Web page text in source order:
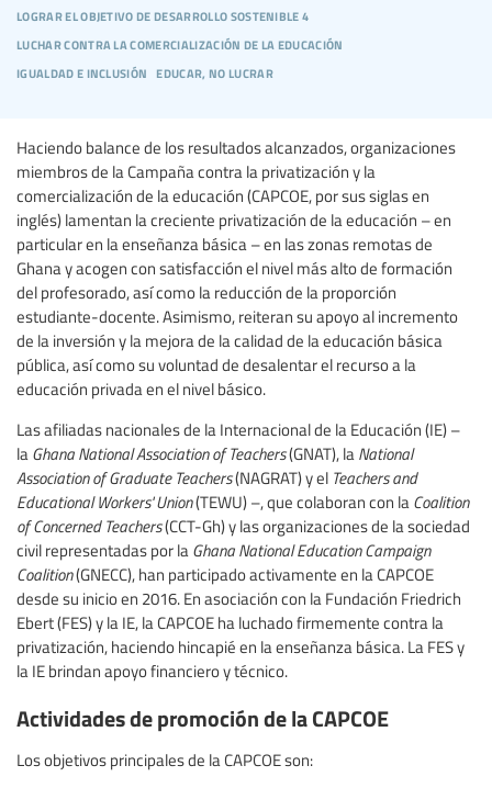
lograr el objetivo de desarrollo sostenible 4
luchar contra la comercialización de la educación
igualdad e inclusión educar, no lucrar
Haciendo balance de los resultados alcanzados, organizaciones
miembros de la Campaña contra la privatización y la
comercialización de la educación (CAPCOE, por sus siglas en
inglés) lamentan la creciente privatización de la educación – en
particular en la enseñanza básica – en las zonas remotas de
Ghana y acogen con satisfacción el nivel más alto de formación
del profesorado, así como la reducción de la proporción
estudiante-docente. Asimismo, reiteran su apoyo al incremento
de la inversión y la mejora de la calidad de la educación básica
pública, así como su voluntad de desalentar el recurso a la
educación privada en el nivel básico.
Las afiliadas nacionales de la Internacional de la Educación (IE) –
la Ghana National Association of Teachers(GNAT), la National
Association of Graduate Teachers(NAGRAT) y el Teachers and
Educational Workers' Union(TEWU) –, que colaboran con la Coalition
of Concerned Teachers(CCT-Gh) y las organizaciones de la sociedad
civil representadas por la Ghana National Education Campaign
Coalition(GNECC), han participado activamente en la CAPCOE
desde su inicio en 2016. En asociación con la Fundación Friedrich
Ebert (FES) y la IE, la CAPCOE ha luchado firmemente contra la
privatización, haciendo hincapié en la enseñanza básica. La FES y
la IE brindan apoyo financiero y técnico.
Actividades de promoción de la CAPCOE
Los objetivos principales de la CAPCOE son: